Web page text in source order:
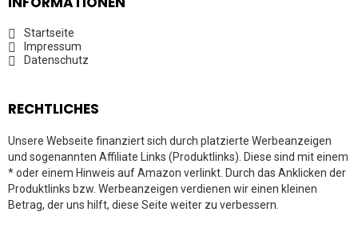
Startseite
Impressum
Datenschutz
RECHTLICHES
Unsere Webseite finanziert sich durch platzierte Werbeanzeigen
und sogenannten Affiliate Links (Produktlinks). Diese sind mit einem
* oder einem Hinweis auf Amazon verlinkt. Durch das Anklicken der
Produktlinks bzw. Werbeanzeigen verdienen wir einen kleinen
Betrag, der uns hilft, diese Seite weiter zu verbessern.